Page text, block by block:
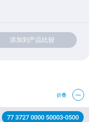
添加到产品比较
折叠
77 3727 0000 50003-0500